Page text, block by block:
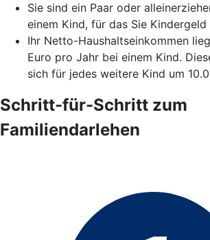
Sie sind ein Paar oder
einem Kind, für das Sie Kindergeld
Ihr Netto-Haushaltseinkommen
Euro pro Jahr bei einem Kind.
sich für jedes weitere Kind um
Schritt-für-Schritt zum
Familiendarlehen